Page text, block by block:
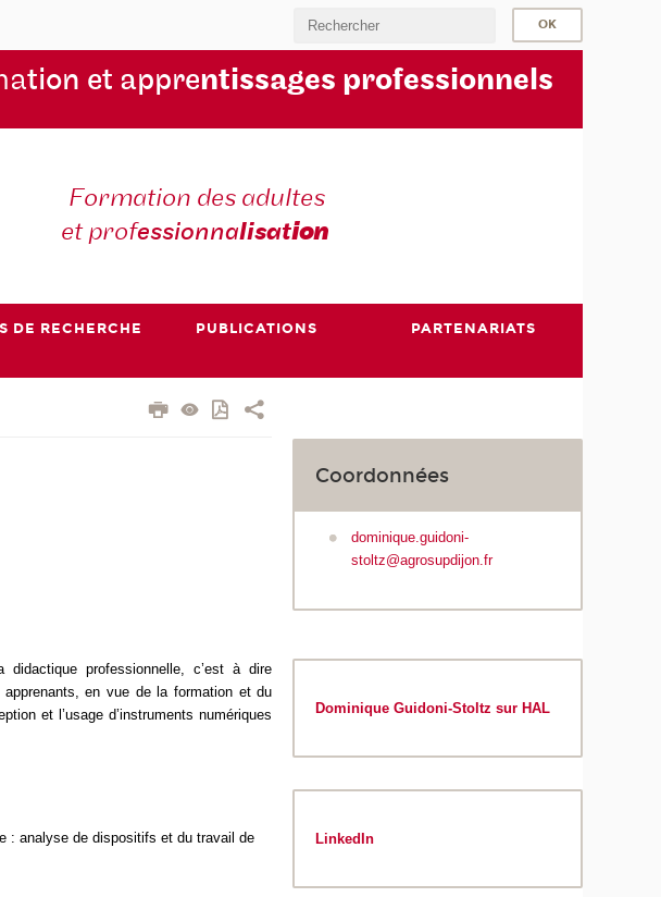
tion et apprentissages professionnels
Formation des adultes
et professionnalisation
DE RECHERCHE PUBLICATIONS PARTENARIATS
professionnelle, c’est à dire
en vue de la formation et du
et l’usage d’instruments numériques
: analyse de dispositifs et du travail de
Coordonnées
dominique.guidoni-
stoltz@agrosupdijon.fr
Dominique Guidoni-Stoltz sur HAL
LinkedIn